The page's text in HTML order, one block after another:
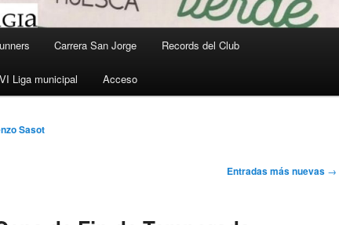
Carrera San Jorge Records del Club
Liga municipal Acceso
Sasot
Entradas más nuevas →